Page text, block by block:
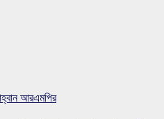
আরএমপির